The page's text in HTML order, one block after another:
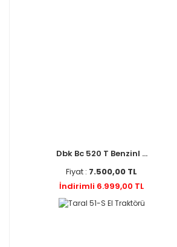
Dbk Bc 520 T Benzinl ...
Fiyat : 7.500,00 TL
İndirimli 6.999,00 TL